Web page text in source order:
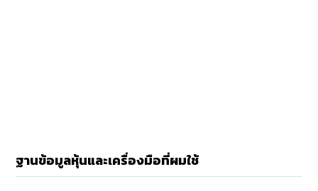
ฐานข้อมูลหุ้นและเครื่องมือที่ผมใช้